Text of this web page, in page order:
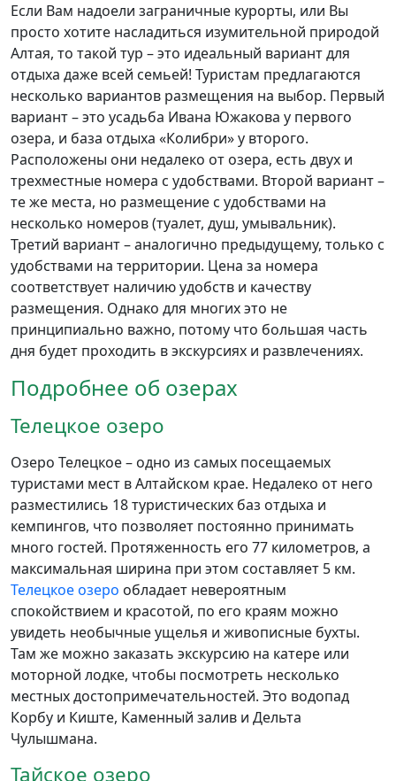
Если Вам надоели заграничные курорты, или Вы
просто хотите насладиться изумительной природой
Алтая, то такой тур – это идеальный вариант для
отдыха даже всей семьей! Туристам предлагаются
несколько вариантов размещения на выбор. Первый
вариант – это усадьба Ивана Южакова у первого
озера, и база отдыха «Колибри» у второго.
Расположены они недалеко от озера, есть двух и
трехместные номера с удобствами. Второй вариант –
те же места, но размещение с удобствами на
несколько номеров (туалет, душ, умывальник).
Третий вариант – аналогично предыдущему, только с
удобствами на территории. Цена за номера
соответствует наличию удобств и качеству
размещения. Однако для многих это не
принципиально важно, потому что большая часть
дня будет проходить в экскурсиях и развлечениях.
Подробнее об озерах
Телецкое озеро
Озеро Телецкое – одно из самых посещаемых
туристами мест в Алтайском крае. Недалеко от него
разместились 18 туристических баз отдыха и
кемпингов, что позволяет постоянно принимать
много гостей. Протяженность его 77 километров, а
максимальная ширина при этом составляет 5 км.
Телецкое озеро обладает невероятным
спокойствием и красотой, по его краям можно
увидеть необычные ущелья и живописные бухты.
Там же можно заказать экскурсию на катере или
моторной лодке, чтобы посмотреть несколько
местных достопримечательностей. Это водопад
Корбу и Киште, Каменный залив и Дельта
Чулышмана.
Тайское озеро